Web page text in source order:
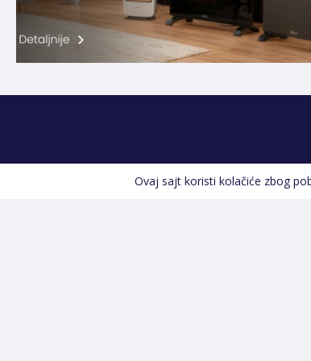
Ovaj sajt koristi kolačiće zbog